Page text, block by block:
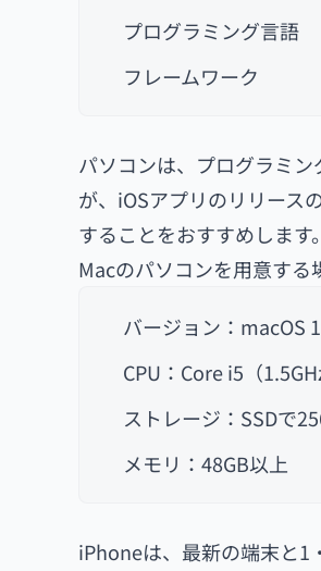
プログラミング言語
フレームワーク
パソコンは、プログラミ
が、iOSアプリのリリース
することをおすすめします。
Macのパソコンを用意する
バージョン：macOS
CPU：Core i5（
ストレージ：SSDで
メモリ：48GB以上
iPhoneは、最新の端末と1